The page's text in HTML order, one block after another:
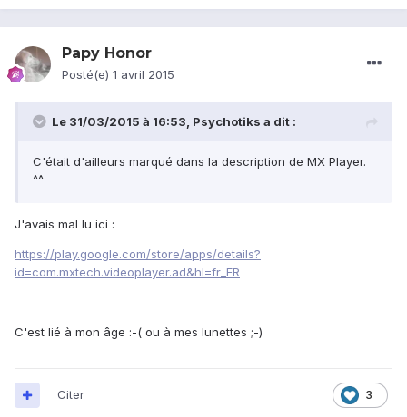
Papy Honor
Posté(e) 1 avril 2015
Le 31/03/2015 à 16:53, Psychotiks a dit :
C'était d'ailleurs marqué dans la description de MX Player.
^^
J'avais mal lu ici :
https://play.google.com/store/apps/details?
id=com.mxtech.videoplayer.ad&hl=fr_FR
C'est lié à mon âge :-( ou à mes lunettes ;-)
3
Citer